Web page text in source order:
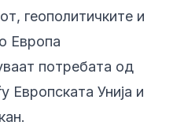
геополитичките и
Европа
потребата од
Европската Унија и